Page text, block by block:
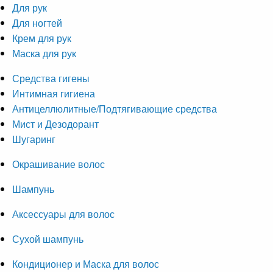
Для рук
Для ногтей
Крем для рук
Маска для рук
Средства гигены
Интимная гигиена
Антицеллюлитные/Подтягивающие средства
Мист и Дезодорант
Шугаринг
Окрашивание волос
Шампунь
Аксессуары для волос
Сухой шампунь
Кондиционер и Маска для волос